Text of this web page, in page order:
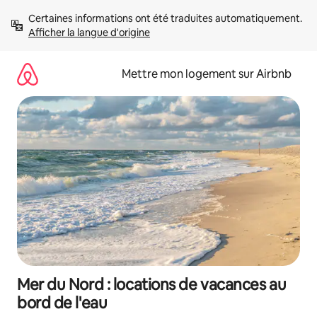
directement
Afficher la langue d'origine
Mettre mon logement sur Airbnb
Mer du Nord : locations de vacances au
bord de l'eau